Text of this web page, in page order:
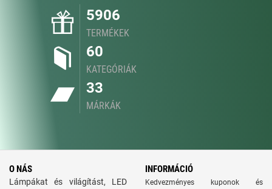
5906
TERMÉKEK
60
KATEGÓRIÁK
33
MÁRKÁK
O NÁS
Lámpákat és világítást, LED
INFORMÁCIÓ
Kedvezményes kuponok és